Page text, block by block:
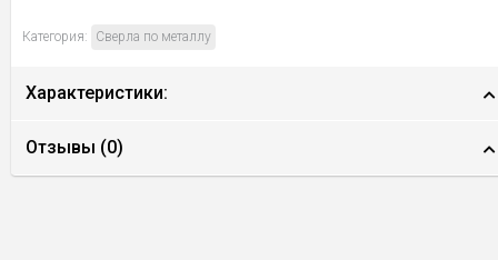
Категория: Сверла по металлу
Характеристики:
Отзывы (0)